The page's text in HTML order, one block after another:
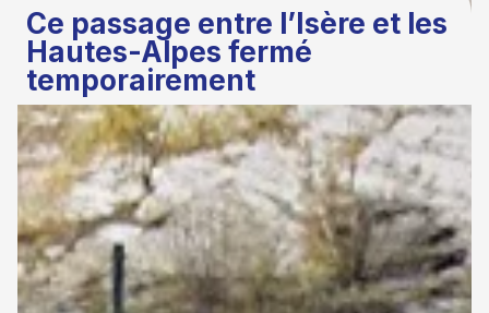
Ce passage entre l’Isère et les
Hautes-Alpes fermé
temporairement